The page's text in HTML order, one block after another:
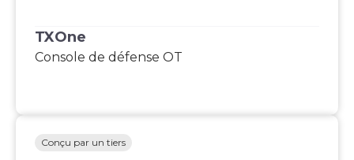
TXOne
Console de défense OT
Conçu par un tiers